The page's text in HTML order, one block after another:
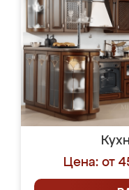
Цена: от